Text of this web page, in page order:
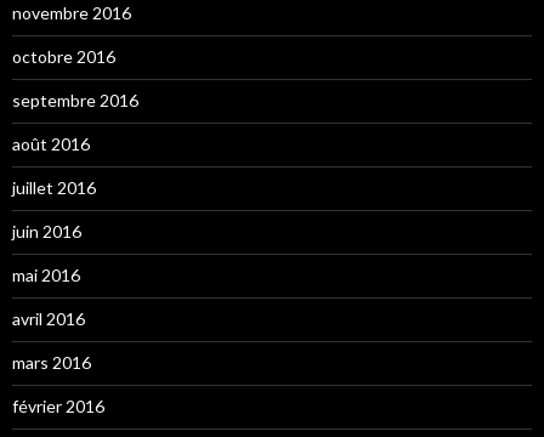
novembre 2016
octobre 2016
septembre 2016
août 2016
juillet 2016
juin 2016
mai 2016
avril 2016
mars 2016
février 2016